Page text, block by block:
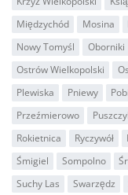
Międzychód
Mosina
Nowy Tomyśl
Oborniki
Ostrów Wielkopolski
Plewiska
Pniewy
Przeźmierowo
Rokietnica
Ryczywół
Śmigiel
Sompolno
Suchy Las
Swarzędz